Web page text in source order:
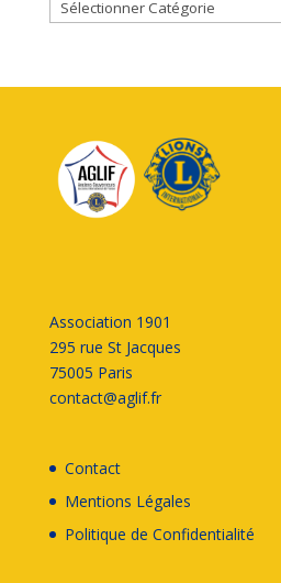
Association 1901
295 rue St Jacques
75005 Paris
contact@aglif.fr
Contact
Mentions Légales
Politique de Confidentialité